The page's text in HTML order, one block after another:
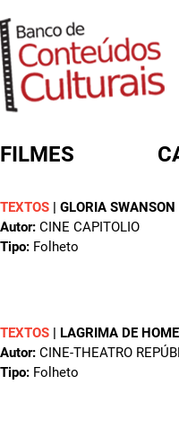
FILMES
TEXTOS | GLORIA
Autor: CINE CAPITOLIO
Tipo: Folheto
TEXTOS | LAGRIMA DE
Autor: CINE-THEATRO
Tipo: Folheto